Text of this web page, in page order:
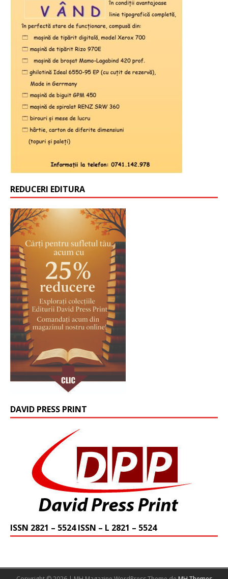
REDUCERI EDITURA
DAVID PRESS PRINT
ISSN 2821 – 5524 ISSN – L 2821 – 5524